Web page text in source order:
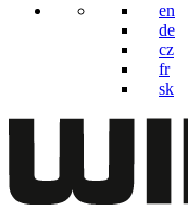
en
de
cz
fr
sk